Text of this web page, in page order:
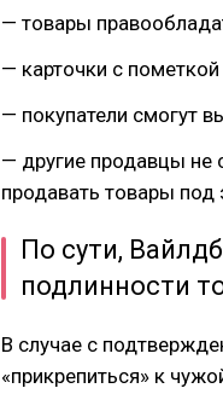
— товары
— карточки с
— покупатели смогут
— другие продавцы не
продавать товары
По сути,
подлинности
В случае с
«прикрепиться» к